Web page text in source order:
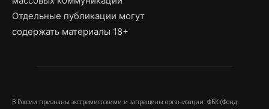
Отдельные публикации могут
содержать материалы 18+
В России признаны экстремистскими и запрещены организации: ФБК (Фонд